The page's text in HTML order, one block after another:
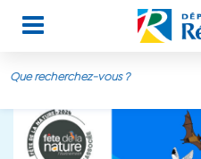
Aller au contenu principal